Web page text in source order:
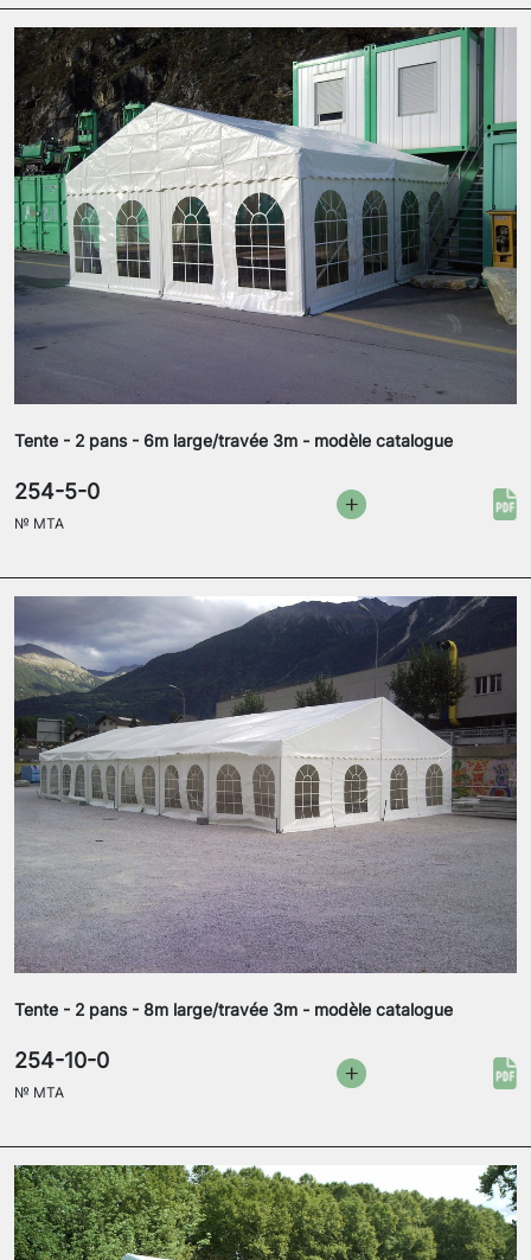
Tente - 2 pans - 6m large/travée 3m - modèle catalogue
254-5-0
№ MTA
Tente - 2 pans - 8m large/travée 3m - modèle catalogue
254-10-0
№ MTA